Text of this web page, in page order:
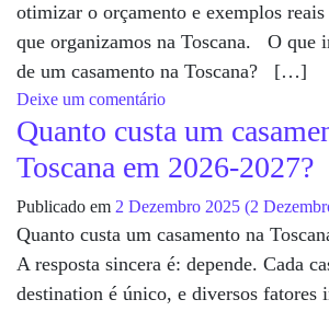
otimizar o orçamento e exemplos reais
que organizamos na Toscana. O que
de um casamento na Toscana? […]
Deixe um comentárioem Quanto custa um
Quanto custa um
Toscana em 2026-2027?
Publicado em 2 Dezembro 2025 (2
Quanto custa um casamento na
A resposta sincera é: depende. Cada
destination é único, e diversos fatores